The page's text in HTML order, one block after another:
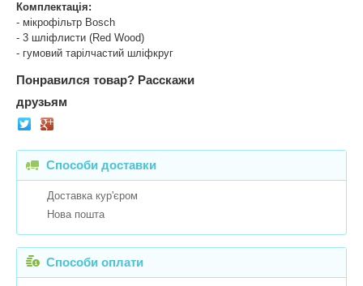
Комплектація:
- мікрофільтр Bosch
- 3 шліфлисти (Red Wood)
- гумовий тарілчастий шліфкруг
Понравился товар? Расскажи
друзьям
Способи доставки
Доставка кур'єром
Нова пошта
Способи оплати